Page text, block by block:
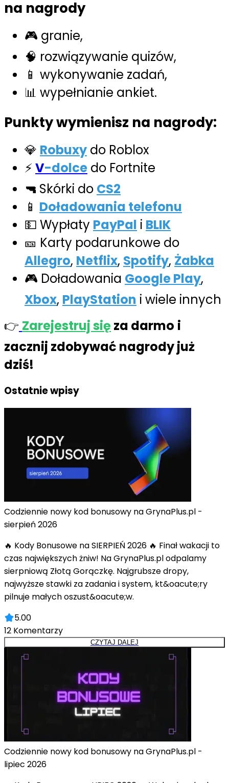
na nagrody
🎮 granie,
🧠 rozwiązywanie quizów,
📱 wykonywanie zadań,
📊 wypełnianie ankiet.
Punkty wymienisz na nagrody:
💎 Robuxy do Roblox
⚡ V-dolce do Fortnite
🔫 Skórki do CS2
📱 Doładowania telefonu
💵 Wypłaty PayPal i BLIK
🎫 Karty podarunkowe do
Allegro, Netflix, Spotify, Żabka
🎮 Doładowania Google Play,
Xbox, PlayStation i wiele innych
👉 Zarejestruj się za darmo i
zacznij zdobywać nagrody już
dziś!
Ostatnie wpisy
Codziennie nowy kod bonusowy na GrynaPlus.pl -
sierpień 2026
🔥 Kody Bonusowe na SIERPIEŃ 2026 🔥 Finał wakacji to
czas największych żniw! Na GrynaPlus.pl odpalamy
sierpniową Złotą Gorączkę. Najgrubsze dropy,
najwyższe stawki za zadania i system, kt&oacute;ry
pilnuje małych oszust&oacute;w.
5.00
12 Komentarzy
CZYTAJ DALEJ
Codziennie nowy kod bonusowy na GrynaPlus.pl -
lipiec 2026